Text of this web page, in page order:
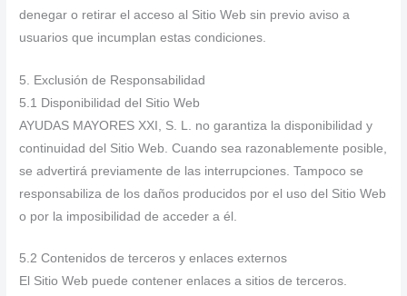
denegar o retirar el acceso al Sitio Web sin previo aviso a
usuarios que incumplan estas condiciones.
5. Exclusión de Responsabilidad
5.1 Disponibilidad del Sitio Web
AYUDAS MAYORES XXI, S. L. no garantiza la disponibilidad y
continuidad del Sitio Web. Cuando sea razonablemente posible,
se advertirá previamente de las interrupciones. Tampoco se
responsabiliza de los daños producidos por el uso del Sitio Web
o por la imposibilidad de acceder a él.
5.2 Contenidos de terceros y enlaces externos
El Sitio Web puede contener enlaces a sitios de terceros.